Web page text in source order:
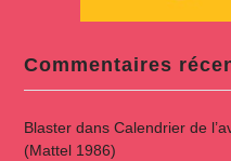
Commentaires
Blasterdans Calendrier de
(Mattel 1986)